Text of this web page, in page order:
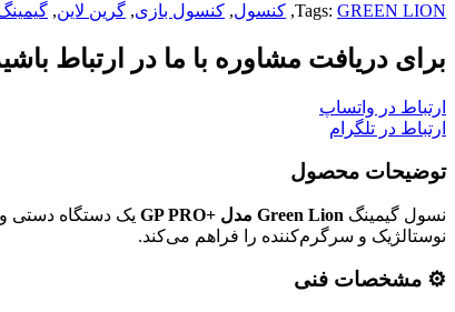
Tags: GREEN LION
, کنسول, کنسول بازی, گرین لاین,
برای دریافت مشاوره با ما در ارتباط
ارتباط در واتساپ
ارتباط در تلگرام
توضیحات محصول
نسول گیمینگ Green Lion مدل +GP PRO
یک دستگاه دستی
نوستالژیک و سرگرم‌کننده را فراهم می‌کند.
⚙️ مشخصات فنی